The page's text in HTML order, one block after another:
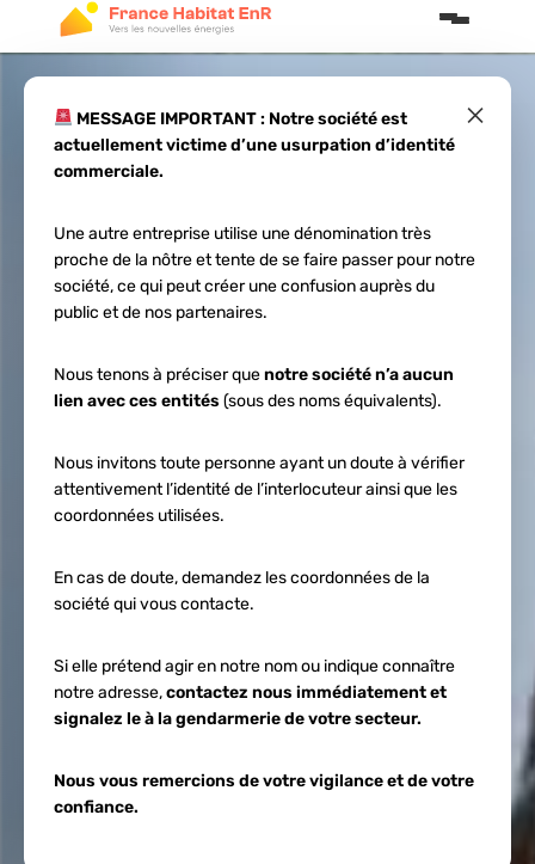
×
MESSAGE IMPORTANT : Notre société est
actuellement victime d’une usurpation d’identité
commerciale.
Une autre entreprise utilise une dénomination très
proche de la nôtre et tente de se faire passer pour notre
société, ce qui peut créer une confusion auprès du
public et de nos partenaires.
Nous tenons à préciser quenotre société n’a aucun
lien avec ces entités (sous des noms équivalents).
Nous invitons toute personne ayant un doute à vérifier
attentivement l’identité de l’interlocuteur ainsi que les
coordonnées utilisées.
En cas de doute, demandez les coordonnées de la
société qui vous contacte.
Si elle prétend agir en notre nom ou indique connaître
notre adresse,contactez nous immédiatement et
signalez le à la gendarmerie de votre secteur.
Nous vous remercions de votre vigilance et de votre
confiance.
Principes de
l’autonomie
énergétique :
Réduire sa facture
et produire
localement